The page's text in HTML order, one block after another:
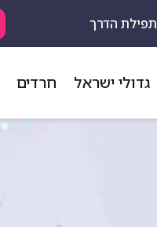
תפילת הדרך
גדולי ישראל חרדים